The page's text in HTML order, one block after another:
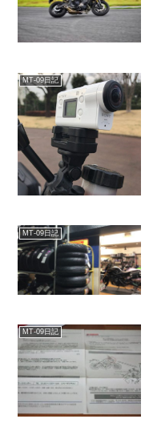
MT-09日記
MT-09日記
MT-09日記